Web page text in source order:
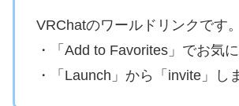
VRChatのワールドリンクです。
・「Add to Favorites」でお気
・「Launch」から「invite」し